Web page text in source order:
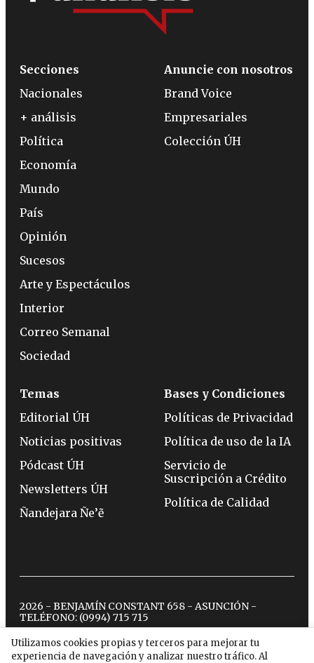
Utilizamos cookies propias y terceros para mejorar tu
experiencia de navegación y analizar nuestro tráfico. Al
Secciones
Nacionales
+ análisis
Política
Economía
Mundo
País
Opinión
Sucesos
Arte y Espectáculos
Interior
Correo Semanal
Sociedad
Anuncie con nosotros
Brand Voice
Empresariales
Colección ÚH
Temas
Editorial ÚH
Noticias positivas
Pódcast ÚH
Newsletters ÚH
Ñandejara Ñe’ẽ
Bases y Condiciones
Políticas de Privacidad
Política de uso de la IA
Servicio de
Suscripción a Crédito
Política de Calidad
2026 - BENJAMÍN CONSTANT 658 - ASUNCIÓN -
TELÉFONO: (0994) 715 715